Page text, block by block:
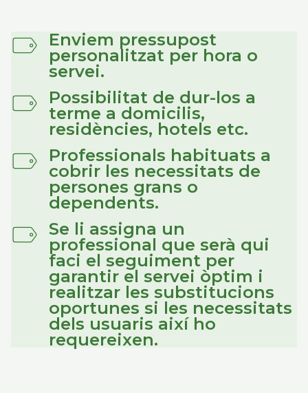
Enviem pressupost
personalitzat per hora o
servei.
Possibilitat de dur-los a
terme a domicilis,
residències, hotels etc.
Professionals habituats a
cobrir les necessitats de
persones grans o
dependents.
Se li assigna un
professional que serà qui
faci el seguiment per
garantir el servei òptim i
realitzar les substitucions
oportunes si les necessitats
dels usuaris així ho
requereixen.